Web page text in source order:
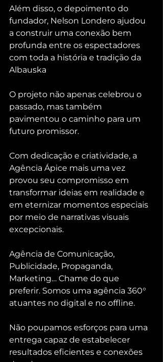
Além disso, o depoimento do
fundador, Nelson Londero ajudou
a construir uma conexão bem
profunda entre os espectadores
com toda a história e tradição da
Albauska
O projeto não apenas celebrou o
passado, mas também
pavimentou o caminho para um
futuro promissor.
Com dedicação e criatividade, a
Agência Ápice mais uma vez
provou seu compromisso em
transformar ideias em realidade e
em eternizar momentos especiais
por meio de narrativas visuais
excepcionais.
Agência de Comunicação,
Publicidade, Propaganda,
Marketing… Chame do que
preferir. Somos uma agência 360°
atuantes no digital e no offline.
Não poupamos esforços para uma
entrega capaz de estabelecer
resultados eficientes e conexões